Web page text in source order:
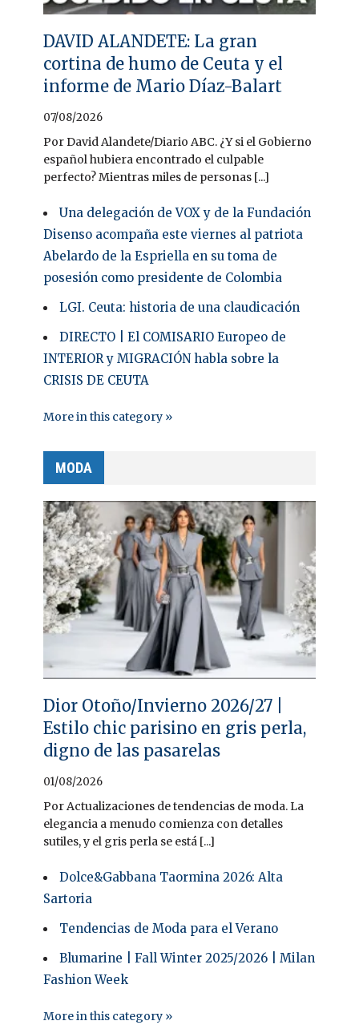
DAVID ALANDETE: La gran
cortina de humo de Ceuta y el
informe de Mario Díaz-Balart
07/08/2026
Por David Alandete/Diario ABC. ¿Y si el Gobierno
español hubiera encontrado el culpable
perfecto? Mientras miles de personas [...]
Una delegación de VOX y de la Fundación
Disenso acompaña este viernes al patriota
Abelardo de la Espriella en su toma de
posesión como presidente de Colombia
LGI. Ceuta: historia de una claudicación
DIRECTO | El COMISARIO Europeo de
INTERIOR y MIGRACIÓN habla sobre la
CRISIS DE CEUTA
More in this category »
MODA
Dior Otoño/Invierno 2026/27 |
Estilo chic parisino en gris perla,
digno de las pasarelas
01/08/2026
Por Actualizaciones de tendencias de moda. La
elegancia a menudo comienza con detalles
sutiles, y el gris perla se está [...]
Dolce&Gabbana Taormina 2026: Alta
Sartoria
Tendencias de Moda para el Verano
Blumarine | Fall Winter 2025/2026 | Milan
Fashion Week
More in this category »